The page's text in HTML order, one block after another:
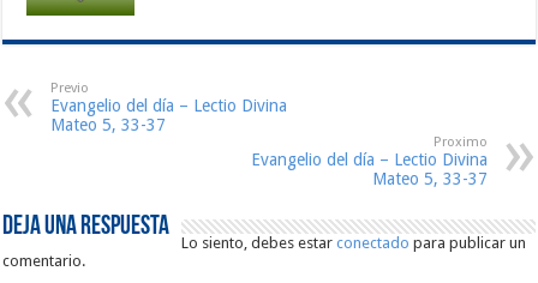
Previo
Evangelio del día – Lectio Divina
Mateo 5, 33-37
Proximo
Evangelio del día – Lectio Divina
Mateo 5, 33-37
Deja una respuesta
Lo siento, debes estarconectado para publicar un
comentario.